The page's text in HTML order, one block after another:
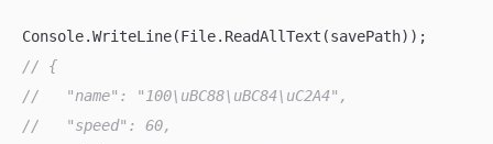
// {
//   "name": "100\uBC88\uBC84\uC2A4",
//   "speed": 60,